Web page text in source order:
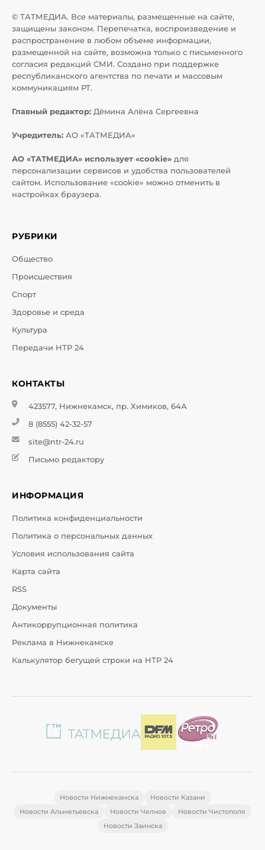
© ТАТМЕДИА. Все материалы, размещенные на сайте,
защищены законом. Перепечатка, воспроизведение и
распространение в любом объеме информации,
размещенной на сайте, возможна только с письменного
согласия редакций СМИ. Создано при поддержке
республиканского агентства по печати и массовым
коммуникациям РТ.
Главный редактор: Дёмина Алёна Сергеевна
Учредитель: АО «ТАТМЕДИА»
АО «ТАТМЕДИА» использует «cookie» для
персонализации сервисов и удобства пользователей
сайтом. Использование «cookie» можно отменить в
настройках браузера.
РУБРИКИ
Общество
Происшествия
Спорт
Здоровье и среда
Культура
Передачи НТР 24
КОНТАКТЫ
423577, Нижнекамск, пр. Химиков, 64А
8 (8555) 42-32-57
site@ntr-24.ru
Письмо редактору
ИНФОРМАЦИЯ
Политика конфиденциальности
Политика о персональных данных
Условия использования сайта
Карта сайта
RSS
Документы
Антикоррупционная политика
Реклама в Нижнекамске
Калькулятор бегущей строки на НТР 24
Новости Нижнекамска
Новости Казани
Новости Альметьевска
Новости Челнов
Новости Чистополя
Новости Заинска